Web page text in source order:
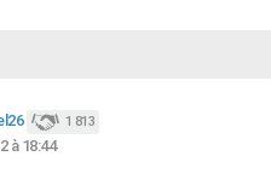
1 813
à 18:44